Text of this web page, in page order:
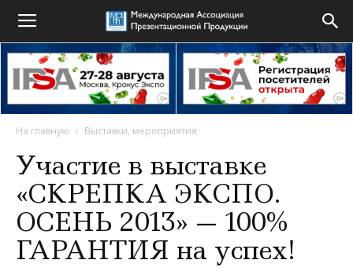
На главную Выставки, мероприятия
Участие в выставке
«СКРЕПКА ЭКСПО.
ОСЕНЬ 2013» — 100%
ГАРАНТИЯ на успех!